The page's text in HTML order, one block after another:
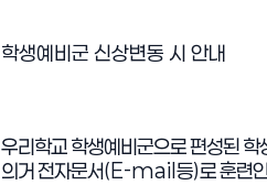
학생예비군 신상변동 시 안내
우리학교 학생예비군으로 편성된
의거 전자문서(E-mail 등)로 훈련